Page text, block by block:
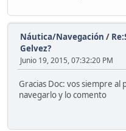
Náutica/Navegación /
Gelvez?
Junio 19, 2015, 07:32:20 PM
Gracias Doc: vos siempre al
navegarlo y lo comento